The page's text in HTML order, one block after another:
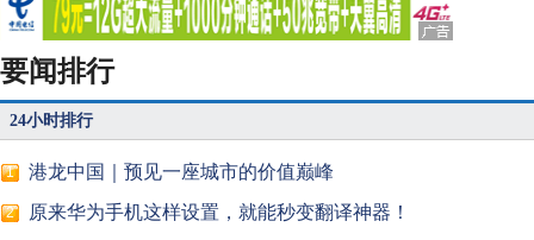
要闻排行
24小时排行
1 港龙中国｜预见一座城市的价值巅峰
2 原来华为手机这样设置，就能秒变翻译神器！